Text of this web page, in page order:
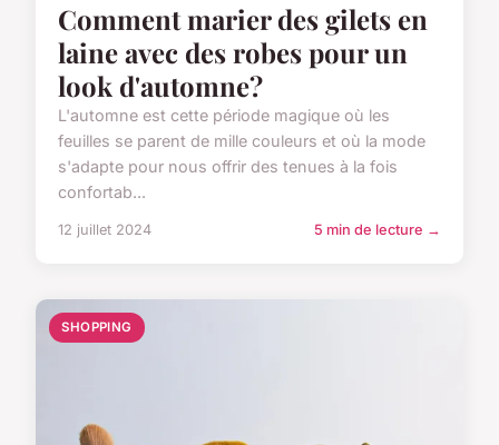
Comment marier des gilets en
laine avec des robes pour un
look d'automne?
L'automne est cette période magique où les
feuilles se parent de mille couleurs et où la mode
s'adapte pour nous offrir des tenues à la fois
confortab...
12 juillet 2024 5 min de lecture →
SHOPPING